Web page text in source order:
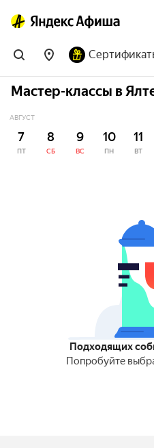
Мастер-классы в
АВГУСТ
7
ПТ
8
СБ
9
ВС
10
ПН
11
ВТ
Подходящих
Попробуйте